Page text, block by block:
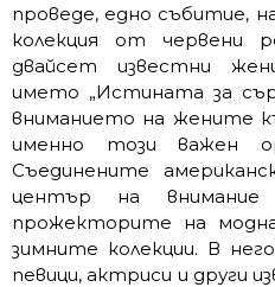
проведе, едно събитие,
колекция от червени
двайсет известни
името „Истината за
вниманието на жените
именно този важен
Съединените
център на
прожекторите на
зимните колекции. В
певици, актриси и други